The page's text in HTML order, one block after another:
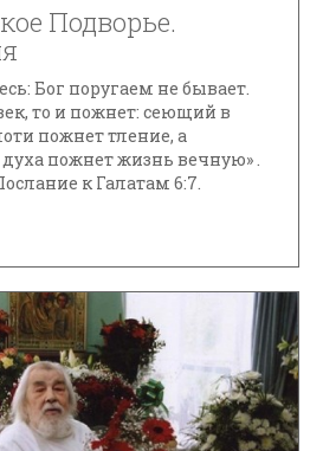
Подворье.
Бог поругаем не бывает.
то и пожнет: сеющий в
пожнет тление, а
пожнет жизнь вечную» .
к Галатам 6:7.